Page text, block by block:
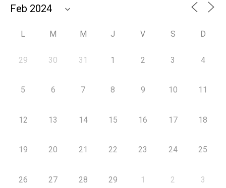
L M M J V S D
29 30 31 1 2 3 4
5 6 7 8 9 10 11
12 13 14 15 16 17 18
19 20 21 22 23 24 25
26 27 28 29 1 2 3